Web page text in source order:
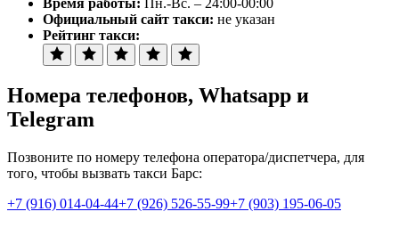
Официальный сайт такси: не указан
Рейтинг такси:
Номера телефонов, Whatsapp и
Telegram
Позвоните по номеру телефона оператора/диспетчера, для
того, чтобы вызвать такси Барс:
+7 (916) 014-04-44+7 (926) 526-55-99+7 (903) 195-06-05